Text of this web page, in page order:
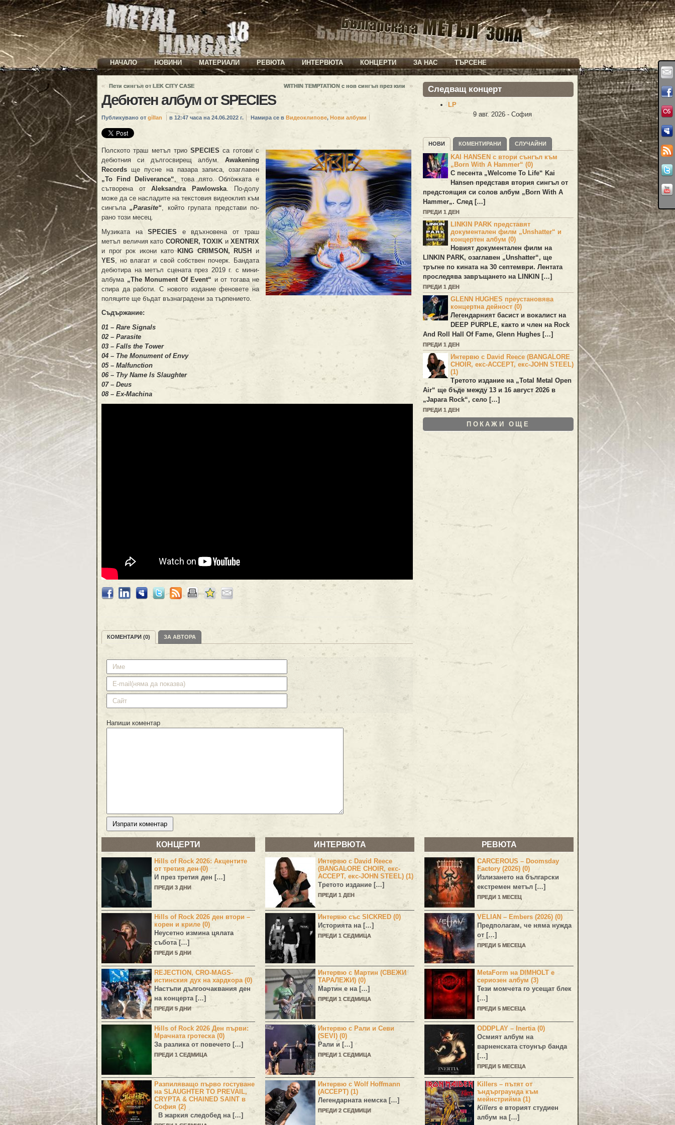
НАЧАЛО НОВИНИ МАТЕРИАЛИ РЕВЮТА ИНТЕРВЮТА КОНЦЕРТИ ЗА НАС ТЪРСЕНЕ
« Пети сингъл от LEK CITY CASE WITHIN TEMPTATION с нов сингъл през юли »
Дебютен албум от SPECIES
Публикувано от gillan в 12:47 часа на 24.06.2022 г. Намира се в Видеоклипове, Нови албуми
Полското траш метъл триоSPECIES са готови с
дебютния си дългосвирещ албум. Awakening
Records ще пусне на пазара записа, озаглавен
„To Find Deliverance“ , това лято. Обложката е
сътворена от Aleksandra Pawlowska. По-долу
може да се насладите на текстовия видеоклип към
сингъла„Parasite“ , който групата представи по-
рано този месец.
Музиката на SPECIES е вдъхновена от траш
метъл величия като CORONER, TOXIK и XENTRIX
и прог рок икони катоKING CRIMSON, RUSH и
YES , но влагат и свой собствен почерк. Бандата
дебютира на метъл сцената през 2019 г. с мини-
албума „The Monument Of Event“ и от тогава не
спира да работи. С новото издание феновете на
поляците ще бъдат възнаградени за търпението.
Съдържание:
01 – Rare Signals
02 – Parasite
03 – Falls the Tower
04 – The Monument of Envy
05 – Malfunction
06 – Thy Name Is Slaughter
07 – Deus
08 – Ex-Machina
КОМЕНТАРИ (0) ЗА АВТОРА
Напиши коментар
Следващ концерт
LP
9 авг. 2026 - София
НОВИ КОМЕНТИРАНИ СЛУЧАЙНИ
KAI HANSEN с втори сънгъл към
„Born With A Hammer“ (0)
С песента „Welcome To Life“ Kai
Hansenпредставя втория сингъл от
предстоящия си солов албум „ Born With A
Hammer„. След […]
ПРЕДИ 1 ДЕН
LINKIN PARK представят
документален филм „Unshatter“ и
концертен албум (0)
Новият документален филм на
LINKIN PARK, озаглавен „Unshatter“, ще
тръгне по кината на 30 септември. Лентата
проследява завръщането наLINKIN […]
ПРЕДИ 1 ДЕН
GLENN HUGHES преустановява
концертна дейност (0)
Легендарният басист и вокалист на
DEEP PURPLE, както и член на Rock
And Roll Hall Of Fame, Glenn Hughes […]
ПРЕДИ 1 ДЕН
Интервю с David Reece (BANGALORE
CHOIR, екс-ACCEPT, екс-JOHN STEEL)
(1)
Третото издание на „Total Metal Open
Air“ ще бъде между 13 и 16 август 2026 в
„Japara Rock“, село […]
ПРЕДИ 1 ДЕН
ПОКАЖИ ОЩЕ
КОНЦЕРТИ
Hills of Rock 2026: Акцентите
от третия ден (0)
И през третия ден […]
ПРЕДИ 3 ДНИ
Hills of Rock 2026 ден втори –
корен и криле (0)
Неусетно измина цялата
събота […]
ПРЕДИ 5 ДНИ
REJECTION, CRO-MAGS-
истинския дух на хардкора (0)
Настъпи дългоочаквания ден
на концерта […]
ПРЕДИ 5 ДНИ
Hills of Rock 2026 Ден първи:
Мрачната гротеска (0)
За разлика от повечето […]
ПРЕДИ 1 СЕДМИЦА
Разпиляващо първо гостуване
на SLAUGHTER TO PREVAIL,
CRYPTA & CHAINED SAINT в
София (2)
В жаркия следобед на […]
ИНТЕРВЮТА
Интервю с David Reece
(BANGALORE CHOIR, екс-
ACCEPT, екс-JOHN STEEL) (1)
Третото издание […]
ПРЕДИ 1 ДЕН
Интервю със SICKRED (0)
Историята на […]
ПРЕДИ 1 СЕДМИЦА
Интервю с Мартин (СВЕЖИ
ТАРАЛЕЖИ) (0)
Мартин е на […]
ПРЕДИ 1 СЕДМИЦА
Интервю с Рали и Севи
(SEVI) (0)
Рали и […]
ПРЕДИ 1 СЕДМИЦА
Интервю с Wolf Hoffmann
(ACCEPT) (1)
Легендарната немска […]
ПРЕДИ 2 СЕДМИЦИ
РЕВЮТА
CARCEROUS – Doomsday
Factory (2026) (0)
Излизането на български
екстремен метъл […]
ПРЕДИ 1 МЕСЕЦ
VELIAN – Embers (2026) (0)
Предполагам, че няма нужда
от […]
ПРЕДИ 5 МЕСЕЦА
MetaForm на DIMHOLT е
сериозен албум (3)
Тези момчета го усещат блек
[…]
ПРЕДИ 5 МЕСЕЦА
ODDPLAY – Inertia (0)
Осмият албум на
варненската стоунър банда
[…]
ПРЕДИ 5 МЕСЕЦА
Killers – пътят от
ъндърграунда към
мейнстрийма (1)
Killers е вторият студиен
албум на […]